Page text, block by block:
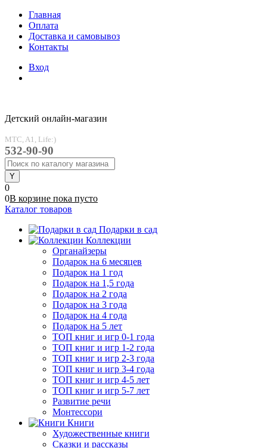
Главная
Оплата
Доставка и самовывоз
Контакты
Вход
Детский онлайн-магазин
MTC, A1, Life:)
532-90-90
0
0В корзине пока пусто
Каталог товаров
Подарки в сад
Коллекции
Органайзеры
Подарок на 6 месяцев
Подарок на 1 год
Подарок на 1,5 года
Подарок на 2 года
Подарок на 3 года
Подарок на 4 года
Подарок на 5 лет
ТОП книг и игр 0-1 года
ТОП книг и игр 1-2 года
ТОП книг и игр 2-3 года
ТОП книг и игр 3-4 года
ТОП книг и игр 4-5 лет
ТОП книг и игр 5-7 лет
Развитие речи
Монтессори
Книги
Художественные книги
Сказки и рассказы